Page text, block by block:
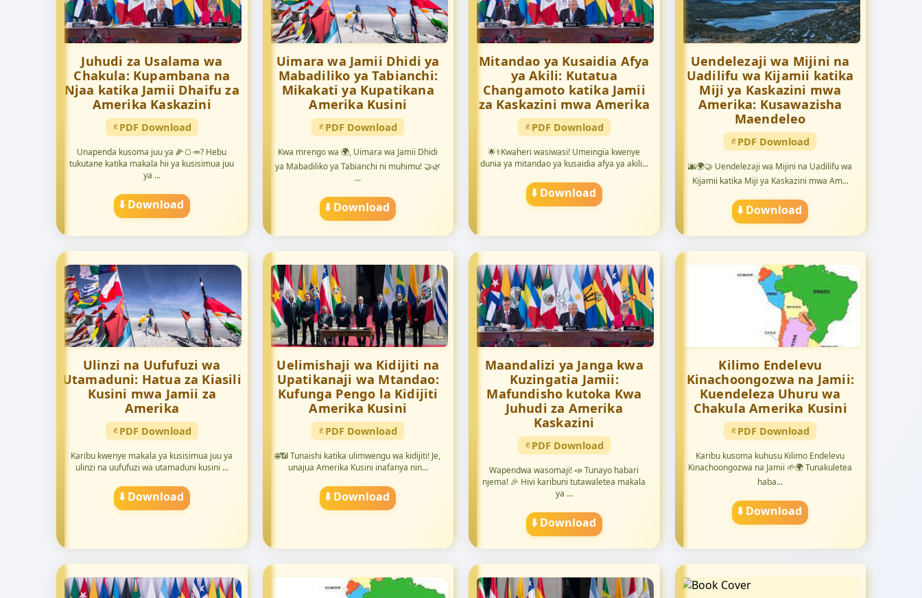
Juhudi za Usalama wa
Chakula: Kupambana na
Njaa katika Jamii Dhaifu za
Amerika Kaskazini
PDF Download
Unapenda kusoma juu ya 🌽🍞🥕? Hebu
tukutane katika makala hii ya kusisimua juu
ya ...
⬇️ Download
Uimara wa Jamii Dhidi ya
Mabadiliko ya Tabianchi:
Mikakati ya Kupatikana
Amerika Kusini
PDF Download
Kwa mrengo wa 🌍, Uimara wa Jamii Dhidi
ya Mabadiliko ya Tabianchi ni muhimu! 🤝🌿
...
⬇️ Download
Mitandao ya Kusaidia Afya
ya Akili: Kutatua
Changamoto katika Jamii
za Kaskazini mwa Amerika
PDF Download
🌟⚕️Kwaheri wasiwasi! Umeingia kwenye
dunia ya mitandao ya kusaidia afya ya akili...
⬇️ Download
Uendelezaji wa Mijini na
Uadilifu wa Kijamii katika
Miji ya Kaskazini mwa
Amerika: Kusawazisha
Maendeleo
PDF Download
🌆🌍🤝 Uendelezaji wa Mijini na Uadilifu wa
Kijamii katika Miji ya Kaskazini mwa Am...
⬇️ Download
Ulinzi na Uufufuzi wa
Utamaduni: Hatua za Kiasili
Kusini mwa Jamii za
Amerika
PDF Download
Karibu kwenye makala ya kusisimua juu ya
ulinzi na uufufuzi wa utamaduni kusini ...
⬇️ Download
Uelimishaji wa Kidijiti na
Upatikanaji wa Mtandao:
Kufunga Pengo la Kidijiti
Amerika Kusini
PDF Download
🌐📶 Tunaishi katika ulimwengu wa kidijiti! Je,
unajua Amerika Kusini inafanya nin...
⬇️ Download
Maandalizi ya Janga kwa
Kuzingatia Jamii:
Mafundisho kutoka Kwa
Juhudi za Amerika
Kaskazini
PDF Download
Wapendwa wasomaji! 📣 Tunayo habari
njema! 🎉 Hivi karibuni tutawaletea makala
ya ...
⬇️ Download
Kilimo Endelevu
Kinachoongozwa na Jamii:
Kuendeleza Uhuru wa
Chakula Amerika Kusini
PDF Download
Karibu kusoma kuhusu Kilimo Endelevu
Kinachoongozwa na Jamii 🌱🌍 Tunakuletea
haba...
⬇️ Download